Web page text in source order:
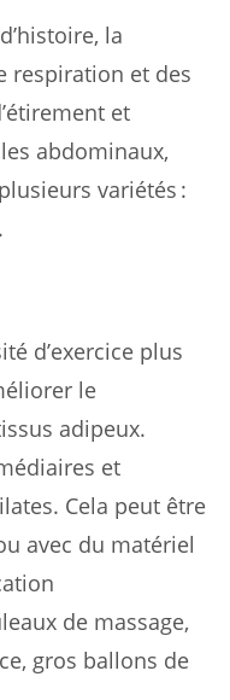
la
respiration et des
et
abdominaux,
variétés :
d’exercice plus
le
adipeux.
et
Cela peut être
avec du matériel
de massage,
gros ballons de